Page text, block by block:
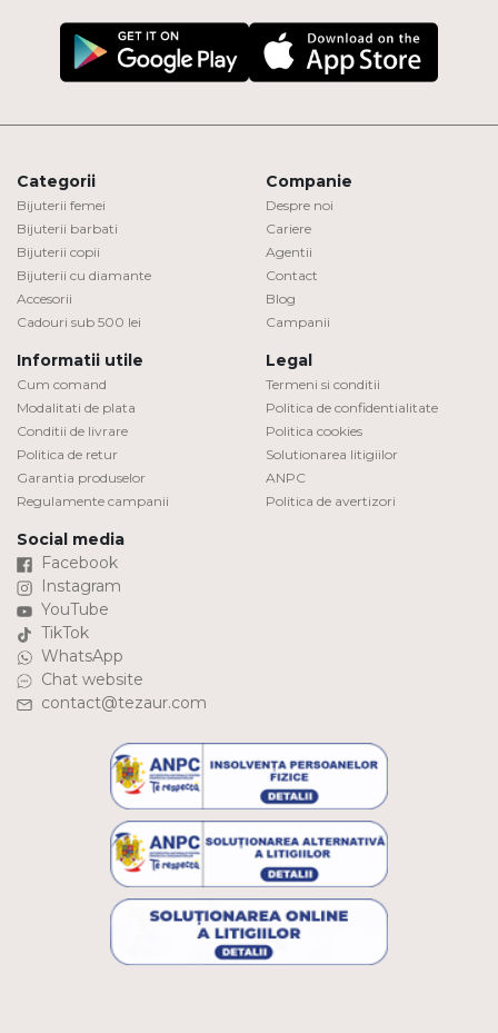
Categorii
Bijuterii femei
Bijuterii barbati
Bijuterii copii
Bijuterii cu diamante
Accesorii
Cadouri sub 500 lei
Companie
Despre noi
Cariere
Agentii
Contact
Blog
Campanii
Informatii utile
Cum comand
Modalitati de plata
Conditii de livrare
Politica de retur
Garantia produselor
Regulamente campanii
Legal
Termeni si conditii
Politica de confidentialitate
Politica cookies
Solutionarea litigiilor
ANPC
Politica de avertizori
Social media
Facebook
Instagram
YouTube
TikTok
WhatsApp
Chat website
contact@tezaur.com